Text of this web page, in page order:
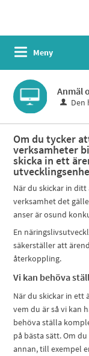
Meny
Anmäl
Den
Om du tycker
verksamheter
skicka in ett
När du skickar in
verksamhet det
anser är osund
En
säkerställer att
återkoppling.
Vi kan behöva
När du skickar in ett
vem du är så vi kan
behöva ställa
på bästa sätt. Om
annan, till exempel